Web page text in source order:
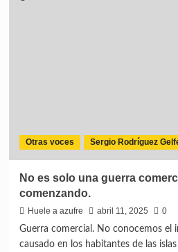
Otras voces Sergio Rodríguez
No es solo una guerra
comenzando.
Huele a azufre abril 11, 2025
0
Guerra comercial. No conocemos el
causado en los habitantes de las